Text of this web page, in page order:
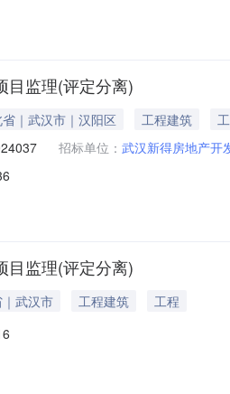
目监理(评定分离)
｜武汉市｜汉阳区 工程建筑
招标单位： 武汉新得房地产开
目监理(评定分离)
武汉市 工程建筑
工程